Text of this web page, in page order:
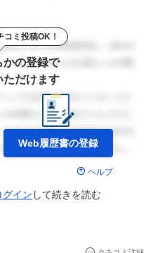
コミ投稿OK！
かの登録で
ただけます
Web履歴書の登録
ヘルプ
グイン して続きを読む